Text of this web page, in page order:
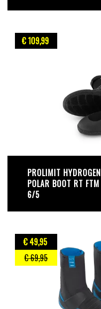
€ 109,99
PROLIMIT HYDROGEN
POLAR BOOT RT FTM
6/5
€ 49,95
€ 69,95